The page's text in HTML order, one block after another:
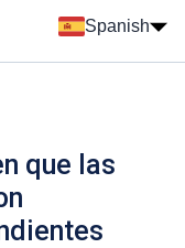
Spanish
que las